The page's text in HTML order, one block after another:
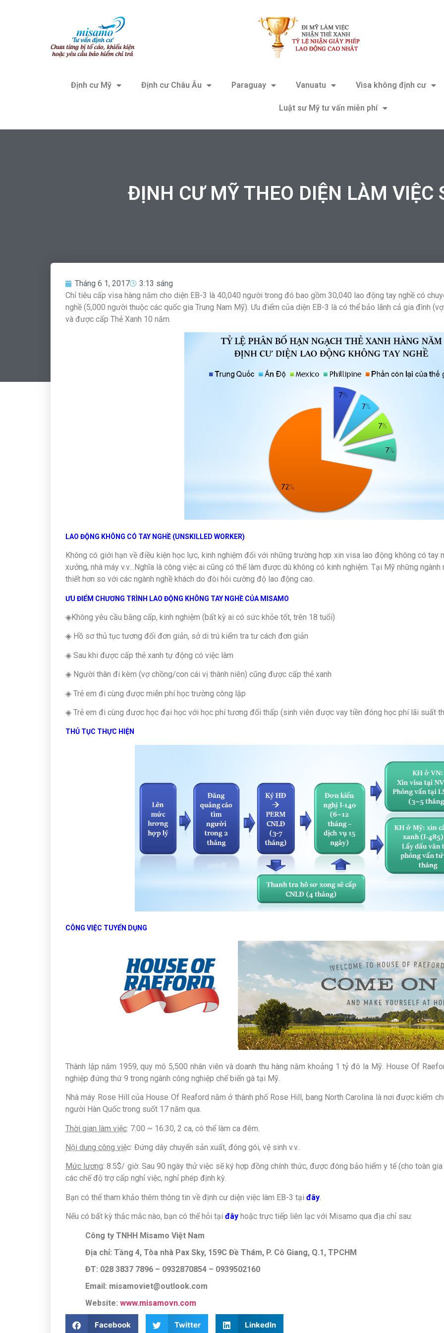
Định cư Mỹ Định cư Châu Âu Paraguay Vanuatu Visa không định cư
Luật sư Mỹ tư vấn miễn phí
ĐỊNH CƯ MỸ THEO DIỆN LÀM VIỆC
Tháng 6 1, 2017
3:13 sáng
Chỉ tiêu cấp visa hàng năm cho diện EB-3 là 40,040 người trong đó bao gồm 30,040 lao động tay nghề có
nghề (5,000 người thuộc các quốc gia Trung Nam Mỹ). Ưu điểm của diện EB-3 là có thể bảo lãnh cả gia đình
và được cấp Thẻ Xanh 10 năm.
LAO ĐỘNG KHÔNG CÓ TAY NGHỀ (UNSKILLED WORKER)
Không có giới hạn về điều kiện học lực, kinh nghiệm đối với những trường hợp xin visa lao động không có tay
xưởng, nhà máy v.v…Nghĩa là công việc ai cũng có thể làm được dù không có kinh nghiệm. Tại Mỹ những
thiết hơn so với các ngành nghề khách do đòi hỏi cường độ lao động cao.
ƯU ĐIỂM CHƯƠNG TRÌNH LAO ĐỘNG KHÔNG TAY NGHỀ CỦA MISAMO
◈Không yêu cầu bằng cấp, kinh nghiệm (bất kỳ ai có sức khỏe tốt, trên 18 tuổi)
◈ Hồ sơ thủ tục tương đối đơn giản, sở di trú kiểm tra tư cách đơn giản
◈ Sau khi được cấp thẻ xanh tự động có việc làm
◈ Người thân đi kèm (vợ chồng/con cái vị thành niên) cũng được cấp thẻ xanh
◈ Trẻ em đi cùng được miễn phí học trường công lập
◈ Trẻ em đi cùng được học đại học với học phí tương đối thấp (sinh viên được vay tiền đóng học phí lãi suất
THỦ TỤC THỰC HIỆN
CÔNG VIỆC TUYỂN DỤNG
Thành lập năm 1959, quy mô 5,500 nhân viên và doanh thu hàng năm khoảng 1 tỷ đô la Mỹ. House Of
nghiệp đứng thứ 9 trong ngành công nghiệp chế biến gà tại Mỹ.
Nhà máy Rose Hill của House Of Reaford nằm ở thành phố Rose Hill, bang North Carolina là nơi được kiểm
người Hàn Quốc trong suốt 17 năm qua.
Thời gian làm việc: 7:00 ~ 16:30, 2 ca, có thể làm ca đêm.
Nội dung công việc: Đứng dây chuyển sản xuất, đóng gói, vệ sinh v.v..
Mức lương: 8.5$/ giờ. Sau 90 ngày thử việc sẽ ký hợp đồng chính thức, được đóng bảo hiểm y tế (cho toàn
các chế độ trợ cấp nghỉ việc, nghỉ phép định kỳ.
Bạn có thể tham khảo thêm thông tin về định cư diện việc làm EB-3 tại đây.
Nếu có bất kỳ thắc mắc nào, bạn có thể hỏi tại đây hoặc trực tiếp liên lạc với Misamo qua địa chỉ sau:
Công ty TNHH Misamo Việt Nam
Địa chỉ: Tầng 4, Tòa nhà Pax Sky, 159C Đề Thám, P. Cô Giang, Q.1, TPCHM
ĐT: 028 3837 7896 – 0932870854 – 0939502160
Email: misamoviet@outlook.com
Website: www.misamovn.com
Facebook Twitter LinkedIn